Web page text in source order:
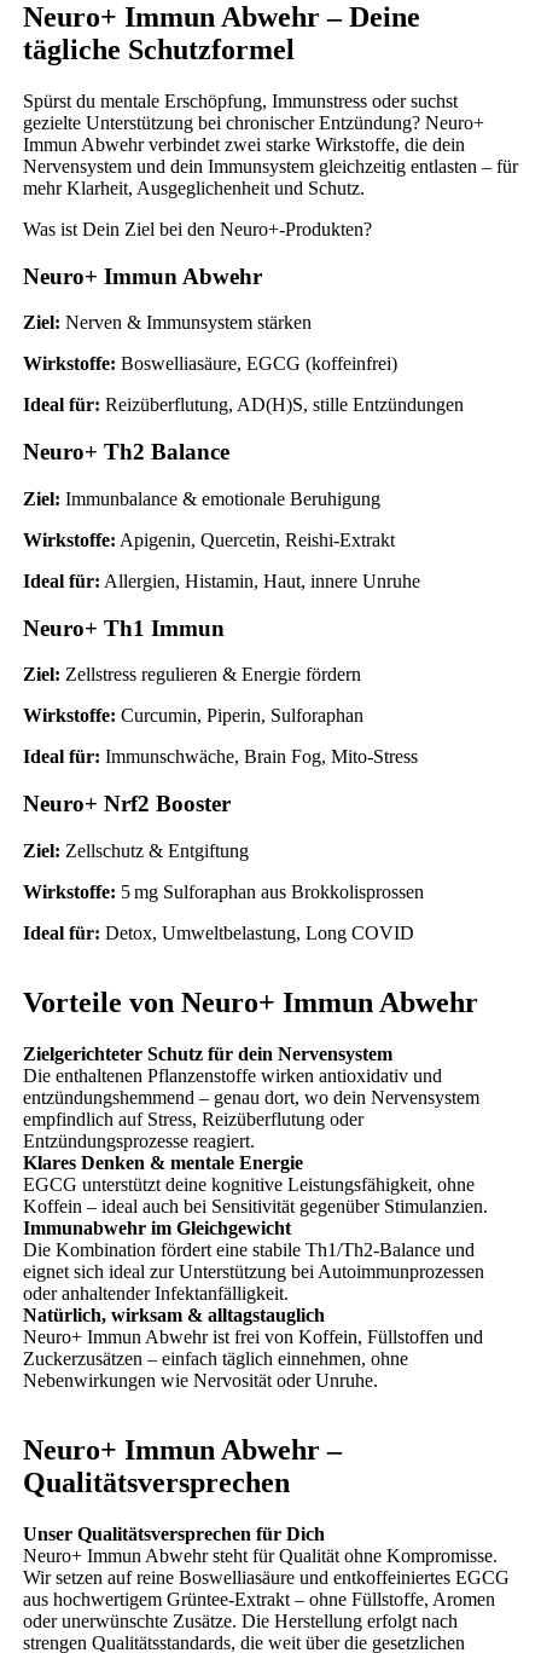
Neuro+ Immun Abwehr – Deine
tägliche Schutzformel
Spürst du mentale Erschöpfung, Immunstress oder suchst
gezielte Unterstützung bei chronischer Entzündung? Neuro+
Immun Abwehr verbindet zwei starke Wirkstoffe, die dein
Nervensystem und dein Immunsystem gleichzeitig entlasten – für
mehr Klarheit, Ausgeglichenheit und Schutz.
Was ist Dein Ziel bei den Neuro+-Produkten?
Neuro+ Immun Abwehr
Ziel: Nerven & Immunsystem stärken
Wirkstoffe: Boswelliasäure, EGCG (koffeinfrei)
Ideal für: Reizüberflutung, AD(H)S, stille Entzündungen
Neuro+ Th2 Balance
Ziel: Immunbalance & emotionale Beruhigung
Wirkstoffe: Apigenin, Quercetin, Reishi-Extrakt
Ideal für: Allergien, Histamin, Haut, innere Unruhe
Neuro+ Th1 Immun
Ziel: Zellstress regulieren & Energie fördern
Wirkstoffe: Curcumin, Piperin, Sulforaphan
Ideal für: Immunschwäche, Brain Fog, Mito-Stress
Neuro+ Nrf2 Booster
Ziel: Zellschutz & Entgiftung
Wirkstoffe: 5 mg Sulforaphan aus Brokkolisprossen
Ideal für: Detox, Umweltbelastung, Long COVID
Vorteile von Neuro+ Immun Abwehr
Zielgerichteter Schutz für dein Nervensystem
Die enthaltenen Pflanzenstoffe wirken antioxidativ und
entzündungshemmend – genau dort, wo dein Nervensystem
empfindlich auf Stress, Reizüberflutung oder
Entzündungsprozesse reagiert.
Klares Denken & mentale Energie
EGCG unterstützt deine kognitive Leistungsfähigkeit, ohne
Koffein – ideal auch bei Sensitivität gegenüber Stimulanzien.
Immunabwehr im Gleichgewicht
Die Kombination fördert eine stabile Th1/Th2-Balance und
eignet sich ideal zur Unterstützung bei Autoimmunprozessen
oder anhaltender Infektanfälligkeit.
Natürlich, wirksam & alltagstauglich
Neuro+ Immun Abwehr ist frei von Koffein, Füllstoffen und
Zuckerzusätzen – einfach täglich einnehmen, ohne
Nebenwirkungen wie Nervosität oder Unruhe.
Neuro+ Immun Abwehr –
Qualitätsversprechen
Unser Qualitätsversprechen für Dich
Neuro+ Immun Abwehr steht für Qualität ohne Kompromisse.
Wir setzen auf reine Boswelliasäure und entkoffeiniertes EGCG
aus hochwertigem Grüntee-Extrakt – ohne Füllstoffe, Aromen
oder unerwünschte Zusätze. Die Herstellung erfolgt nach
strengen Qualitätsstandards, die weit über die gesetzlichen